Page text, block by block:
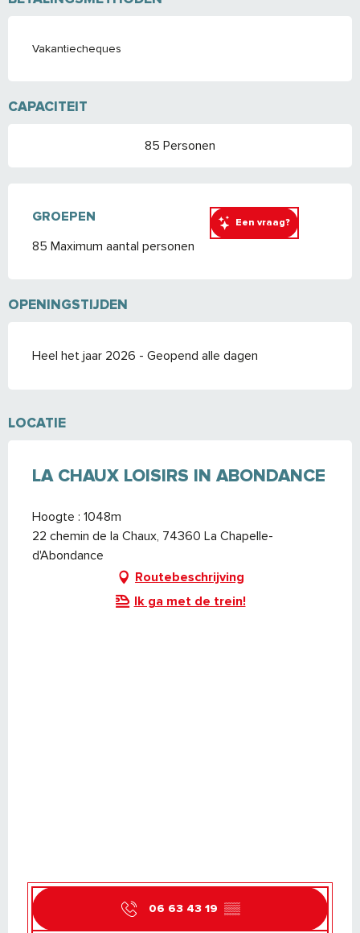
Een vraag?
Vakantiecheques
CAPACITEIT
85 Personen
GROEPEN
GROEPEN
85 Maximum aantal personen
OPENINGSTIJDEN
Heel het jaar 2026 - Geopend alle dagen
LOCATIE
LA CHAUX LOISIRS IN ABONDANCE
Hoogte : 1048m
22 chemin de la Chaux, 74360 La Chapelle-
d'Abondance
Routebeschrijving
Ik ga met de trein!
06 63 43 19 ▒▒